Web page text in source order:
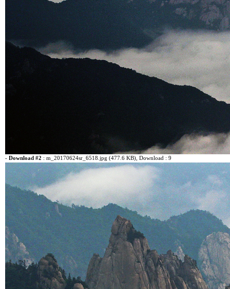
- Download #2 : m_20170624sr_6518.jpg (477.6 KB), Download : 9